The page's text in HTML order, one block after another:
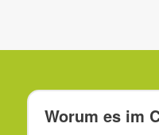
Worum es im